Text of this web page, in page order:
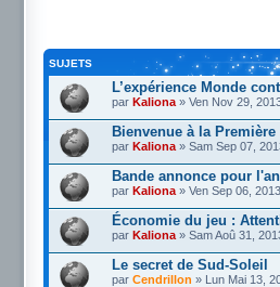
SUJETS
L’expérience Monde
par Kaliona » Ven Nov 29,
Bienvenue à la
par Kaliona » Sam Sep 07,
Bande annonce pour
par Kaliona » Ven Sep 06,
Économie du jeu :
par Kaliona » Sam Aoû 31,
Le secret de Sud-Soleil
par Cendrillon » Lun Mai 13,